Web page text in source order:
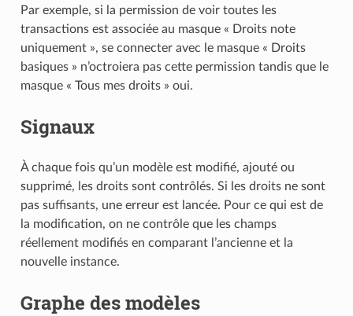
Par exemple, si la permission de voir toutes les
transactions est associée au masque « Droits note
uniquement », se connecter avec le masque « Droits
basiques » n’octroiera pas cette permission tandis que le
masque « Tous mes droits » oui.
Signaux
À chaque fois qu’un modèle est modifié, ajouté ou
supprimé, les droits sont contrôlés. Si les droits ne sont
pas suffisants, une erreur est lancée. Pour ce qui est de
la modification, on ne contrôle que les champs
réellement modifiés en comparant l’ancienne et la
nouvelle instance.
Graphe des modèles